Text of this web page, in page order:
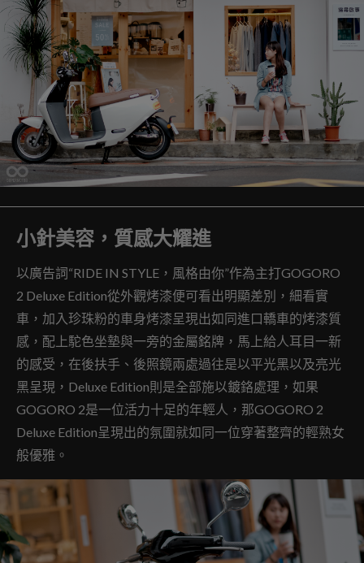
小針美容，質感大耀進
以廣告詞“RIDE IN STYLE，風格由你”作為主打GOGORO
2 Deluxe Edition從外觀烤漆便可看出明顯差別，細看實
車，加入珍珠粉的車身烤漆呈現出如同進口轎車的烤漆質
感，配上駝色坐墊與一旁的金屬銘牌，馬上給人耳目一新
的感受，在後扶手、後照鏡兩處過往是以平光黑以及亮光
黑呈現，Deluxe Edition則是全部施以鍍鉻處理，如果
GOGORO 2是一位活力十足的年輕人，那GOGORO 2
Deluxe Edition呈現出的氛圍就如同一位穿著整齊的輕熟女
般優雅。